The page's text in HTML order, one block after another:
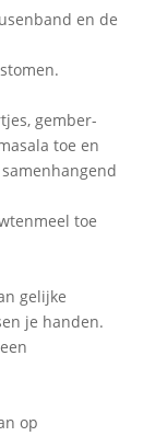
en de
gember-
toe en
toe
gelijke
je handen.
op